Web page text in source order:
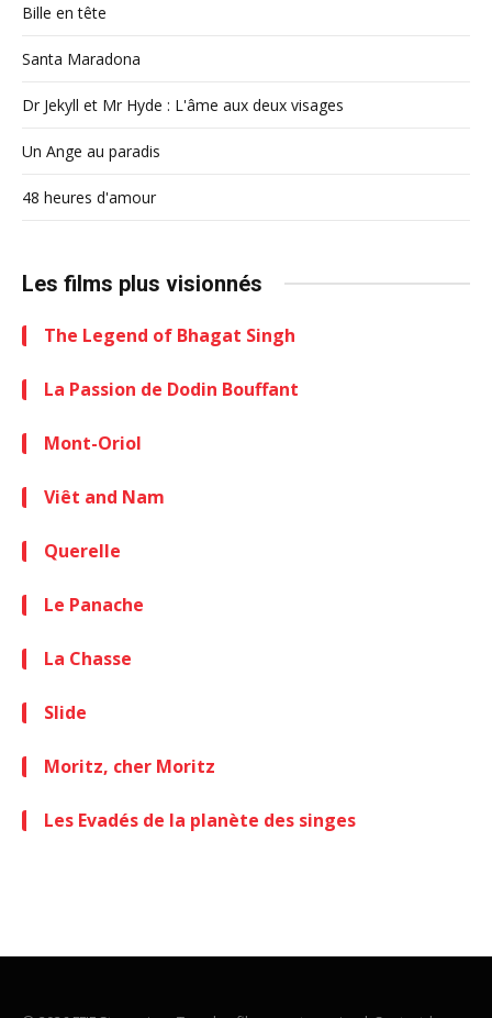
Bille en tête
Santa Maradona
Dr Jekyll et Mr Hyde : L'âme aux deux visages
Un Ange au paradis
48 heures d'amour
Les films plus visionnés
The Legend of Bhagat Singh
La Passion de Dodin Bouffant
Mont-Oriol
Viêt and Nam
Querelle
Le Panache
La Chasse
Slide
Moritz, cher Moritz
Les Evadés de la planète des singes